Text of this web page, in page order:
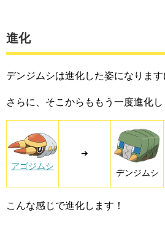
進化
デンジムシは進化した姿になります
さらに、そこからももう一度進化し
アゴジムシ
➔
デンジムシ
こんな感じで進化します！